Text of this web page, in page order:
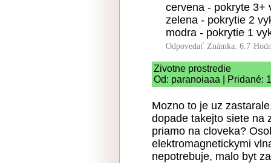
cervena - pokryte 3+
zelena - pokrytie 2
modra - pokrytie 1
Odpovedať Známka: 6.7
Zivotne prostredie
Od: paranoiaaa | Pridané:
Mozno to je uz
dopade takejto siete na
priamo na cloveka?
elektromagnetickymi
nepotrebuje, malo byt